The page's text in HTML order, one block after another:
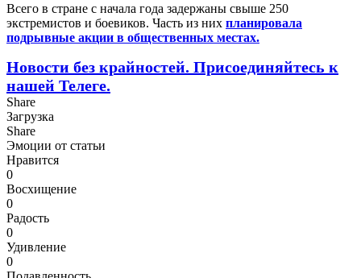
Всего в стране с начала года задержаны свыше 250
экстремистов и боевиков. Часть из них планировала
подрывные акции в общественных местах.
Новости без крайностей. Присоединяйтесь к
нашей Телеге.
Share
Загрузка
Share
Эмоции от статьи
Нравится
0
Восхищение
0
Радость
0
Удивление
0